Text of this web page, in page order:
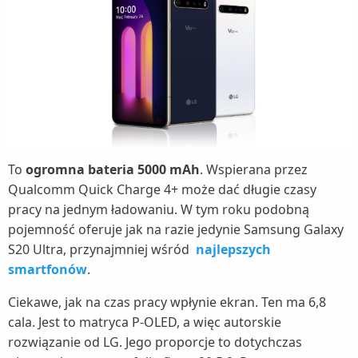
To ogromna bateria 5000 mAh. Wspierana przez
Qualcomm Quick Charge 4+ może dać długie czasy
pracy na jednym ładowaniu. W tym roku podobną
pojemność oferuje jak na razie jedynie Samsung Galaxy
S20 Ultra, przynajmniej wśród najlepszych
smartfonów.
Ciekawe, jak na czas pracy wpłynie ekran. Ten ma 6,8
cala. Jest to matryca P-OLED, a więc autorskie
rozwiązanie od LG. Jego proporcje to dotychczas